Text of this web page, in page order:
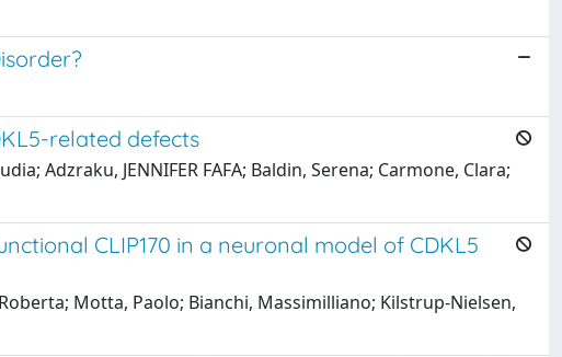
related defects
Adzraku, JENNIFER FAFA; Baldin, Serena; Carmone, Clara;
CLIP170 in a neuronal model of CDKL5
Motta, Paolo; Bianchi, Massimilliano; Kilstrup-Nielsen,